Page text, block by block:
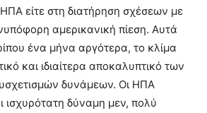
είτε στη διατήρηση σχέσεων με
αμερικανική πίεση. Αυτά
ένα μήνα αργότερα, το κλίμα
και ιδιαίτερα αποκαλυπτικό των
δυνάμεων. Οι ΗΠΑ
ισχυρότατη δύναμη μεν, πολύ